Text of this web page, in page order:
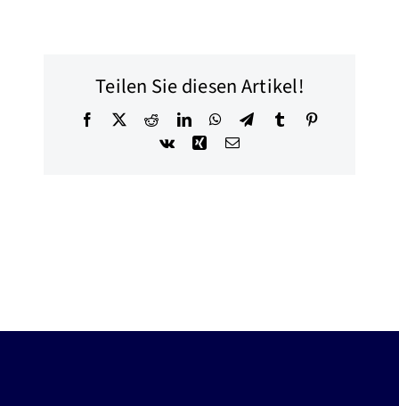
Teilen Sie diesen Artikel!
Facebook RedditLinkedInWhatsApp
TelegramTumblr
Vk
XingE-